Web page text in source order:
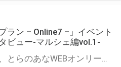
ラン – Online7 –」イベント
ビュー-マルシェ編vol.1-
こんにちは、とらのあなWEBオンリー運営スタッフです。 新たにお届けする、イベント主催者インタビュー-マルシェ編-は、 とらのあなWEBオンリー「マルシェ」をご利用した主催様に 「マルシェ」を使って開催した感想や心がけをお聞きする企画です。 今回は、WEBオンリー開催7回目迎えた「マレシルプラン – Online7 –」より、 主催の玉川うた様にお話を伺いました。 ▼マレシルプランのインタビュー前回記事 「イベント主催者インタビュー vol.6」はこちら 協力：玉川うた様（マレシルプラン実行委員会 代表）／イベント公式Twitter（@mallesil_plan） とらのあなWEBオンリー「マルシェ」とは？ WEBオンリーでリアルタイムでコミュニケーションがとれるオンライン会場です。